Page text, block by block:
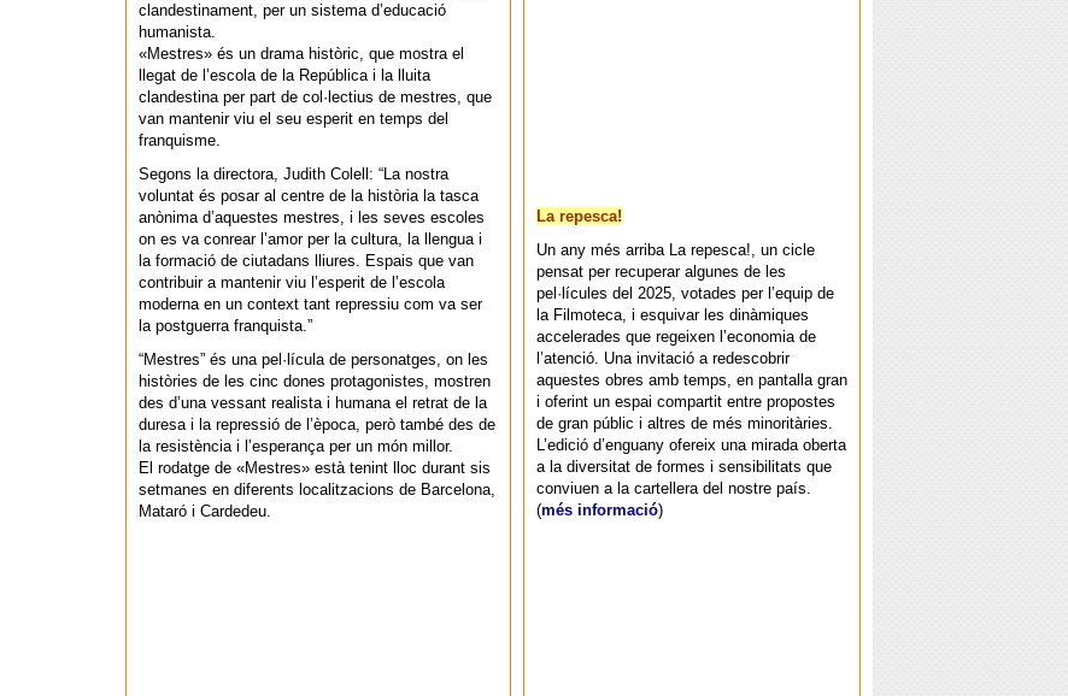
La repesca!
Un any més arriba La repesca!, un cicle
pensat per recuperar algunes de les
pel·lícules del 2025, votades per l’equip de
la Filmoteca, i esquivar les dinàmiques
accelerades que regeixen l’economia de
l’atenció. Una invitació a redescobrir
aquestes obres amb temps, en pantalla gran
i oferint un espai compartit entre propostes
de gran públic i altres de més minoritàries.
L’edició d’enguany ofereix una mirada oberta
a la diversitat de formes i sensibilitats que
conviuen a la cartellera del nostre país.
(més informació)
clandestinament, per un sistema d’educació
humanista.
«Mestres» és un drama històric, que mostra el
llegat de l’escola de la República i la lluita
clandestina per part de col·lectius de mestres, que
van mantenir viu el seu esperit en temps del
franquisme.
Segons la directora, Judith Colell: “La nostra
voluntat és posar al centre de la història la tasca
anònima d’aquestes mestres, i les seves escoles
on es va conrear l’amor per la cultura, la llengua i
la formació de ciutadans lliures. Espais que van
contribuir a mantenir viu l’esperit de l’escola
moderna en un context tant repressiu com va ser
la postguerra franquista.”
“Mestres” és una pel·lícula de personatges, on les
històries de les cinc dones protagonistes, mostren
des d’una vessant realista i humana el retrat de la
duresa i la repressió de l’època, però també des de
la resistència i l’esperança per un món millor.
El rodatge de «Mestres» està tenint lloc durant sis
setmanes en diferents localitzacions de Barcelona,
Mataró i Cardedeu.